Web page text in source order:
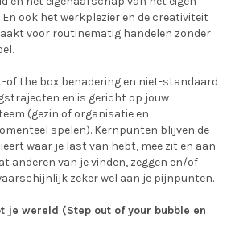
ook het werkplezier en de creativiteit
voor routinematig handelen zonder
of the box benadering en niet-standaard
en is gericht op jouw
(gezin of organisatie en
spelen). Kernpunten blijven de
waar je last van hebt, mee zit en aan
anderen van je vinden, zeggen en/of
zeker wel aan je pijnpunten.
je wereld (Step out of your bubble en